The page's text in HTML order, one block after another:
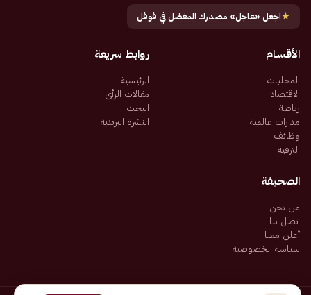
★اجعل «عاجل» مصدرك المفضل في قوقل
الأقسام
المحليات
الاقتصاد
رياضة
مدارات عالمية
وظائف
الترفيه
روابط سريعة
الرئيسية
مقالات الرأي
البحث
النشرة البريدية
الصحيفة
من نحن
اتصل بنا
أعلن معنا
سياسة الخصوصية